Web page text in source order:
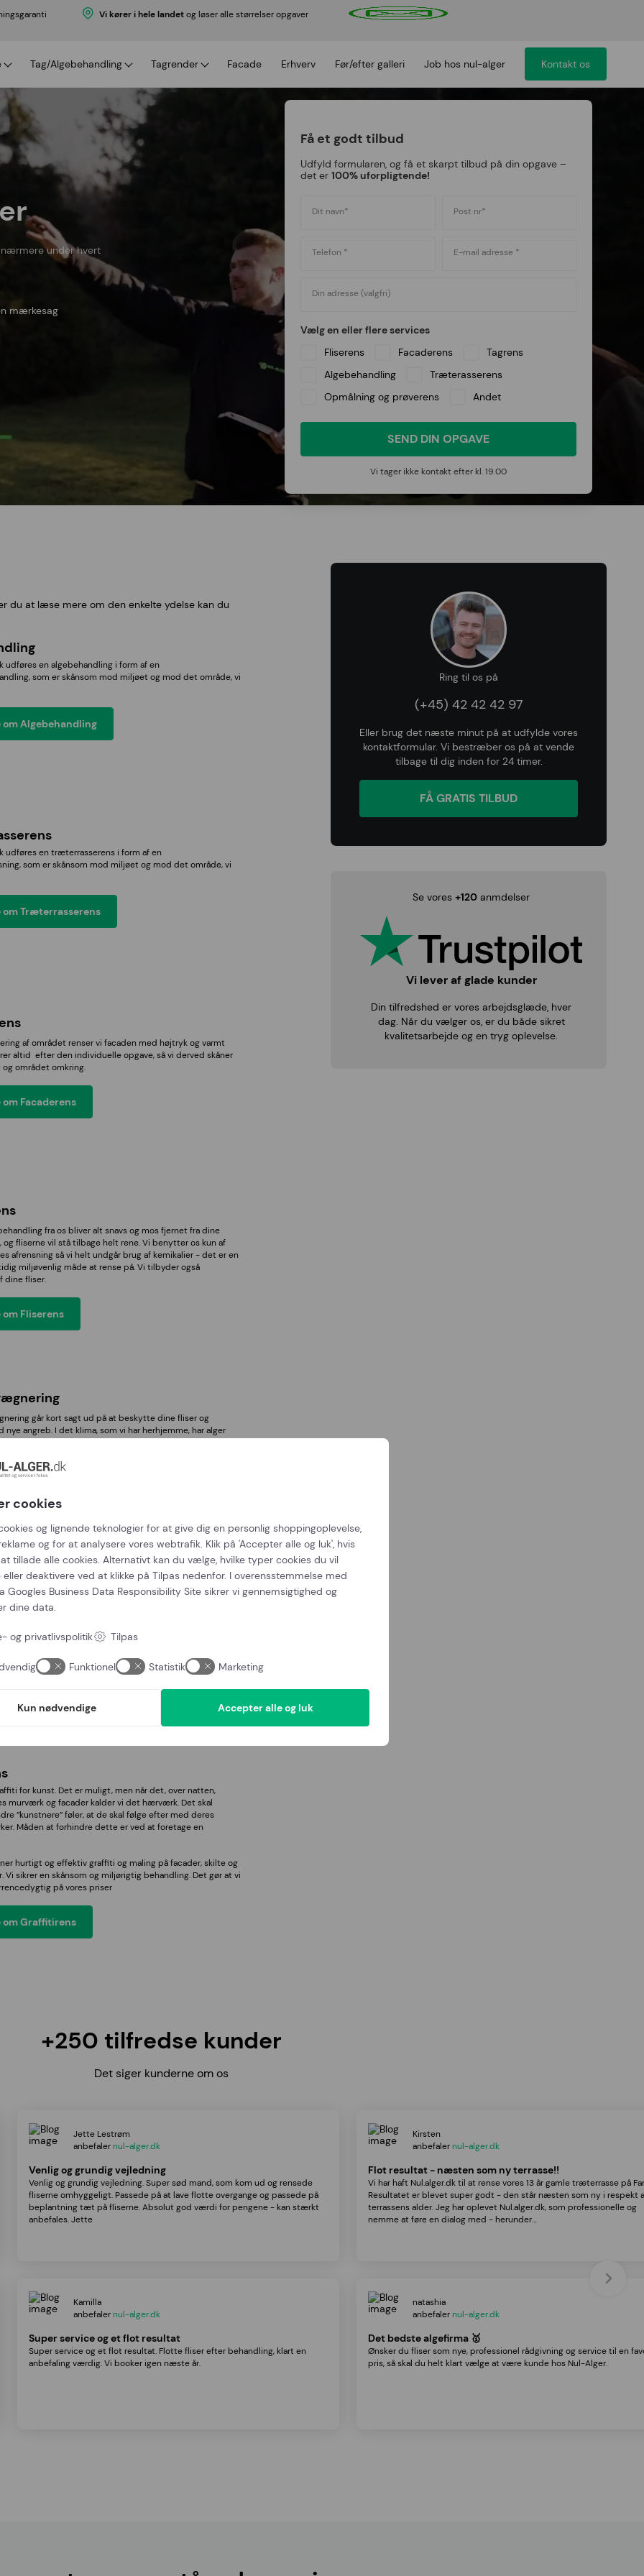
Vi kører i hele landetog løser alle størrelser opgaver
garanti
serviceaftale
Tag/Algebehandling
Algebehandling
Algebehandling priser
Tagrender
Tagrenderens
Tagrenderens priser
Facade Erhverv Før/efter galleri Job hos nul-alger Kontakt os
under hvert
mærkesag
Få et godt tilbud
Udfyld formularen, og få et skarpt tilbud på din opgave –
det er 100% uforpligtende!
Dit navn* Post nr*
Telefon * E-mail adresse *
Din adresse (valgfri)
Vælg en eller flere services
Fliserens
Facaderens
Tagrens
Algebehandling
Træterasserens
Opmålning og prøverens
Andet
Vi tager ikke kontakt efter kl. 19.00
du at læse mere om den enkelte ydelse kan du
udføres en algebehandling i form af en
som er skånsom mod miljøet og mod det område, vi
Algebehandling
udføres en træterrasserens i form af en
som er skånsom mod miljøet og mod det område, vi
om Træterrasserens
af området renser vi facaden med højtryk og varmt
altid efter den individuelle opgave, så vi derved skåner
området omkring.
Facaderens
fra os bliver alt snavs og mos fjernet fra dine
og fliserne vil stå tilbage helt rene. Vi benytter os kun af
afrensning så vi helt undgår brug af kemikalier - det er en
miljøvenlig måde at rense på. Vi tilbyder også
dine fliser.
Fliserens
går kort sagt ud på at beskytte dine fliser og
angreb. I det klima, som vi har herhjemme, har alger
vi udfører forebyggelse mod nye angreb fra alger.
om Imprægnering
en tagrensning hos dig, sker behandlingen ved, at vi
som til sidst vil forsvinde eller falde af.
Tagrens
for kunst. Det er muligt, men når det, over natten,
murværk og facader kalder vi det hærværk. Det skal
”kunstnere” føler, at de skal følge efter med deres
Måden at forhindre dette er ved at foretage en
hurtigt og effektiv graffiti og maling på facader, skilte og
Vi sikrer en skånsom og miljørigtig behandling. Det gør at vi
på vores priser
om Graffitirens
Ring til os på
(+45) 42 42 42 97
Eller brug det næste minut på at udfylde vores
kontaktformular. Vi bestræber os på at vende
tilbage til dig inden for 24 timer.
FÅ GRATIS TILBUD
Se vores +120 anmdelser
Vi lever af glade kunder
Din tilfredshed er vores arbejdsglæde, hver
dag. Når du vælger os, er du både sikret
kvalitetsarbejde og en tryg oplevelse.
+250 tilfredse kunder
Det siger kunderne om os
Jette Lestrøm
anbefalernul-alger.dk
Venlig og grundig vejledning
Venlig og grundig vejledning. Super sød mand, som kom ud og rensede
fliserne omhyggeligt. Passede på at lave flotte overgange og passede på
beplantning tæt på fliserne. Absolut god værdi for pengene - kan stærkt
anbefales. Jette
Kamilla
anbefalernul-alger.dk
Super service og et flot resultat
Super service og et flot resultat. Flotte fliser efter behandling, klart en
anbefaling værdig. Vi booker igen næste år.
Kirsten
anbefalernul-alger.dk
Flot resultat - næsten som ny terrasse!!
Vi har haft Nul.alger.dk til at rense vores 13 år gamle træterrasse på
Resultatet er blevet super godt - den står næsten som ny i respekt
terrassens alder. Jeg har oplevet Nul.alger.dk, som professionelle og
nemme at føre en dialog med - herunder…
natashia
anbefalernul-alger.dk
Det bedste algefirma 🥇
Ønsker du fliser som nye, professionel rådgivning og service til en
pris, så skal du helt klart vælge at være kunde hos Nul-Alger.
cookies
og lignende teknologier for at give dig en personlig shoppingoplevelse,
og for at analysere vores webtrafik. Klik på 'Accepter alle og luk', hvis
tillade alle cookies. Alternativt kan du vælge, hvilke typer cookies du vil
deaktivere ved at klikke på Tilpas nedenfor. I overensstemmelse med
Googles Business Data Responsibility Site sikrer vi gennemsigtighed og
dine data.
og privatlivspolitik Tilpas
Funktionel Statistik Marketing
Kun nødvendige Accepter alle og luk